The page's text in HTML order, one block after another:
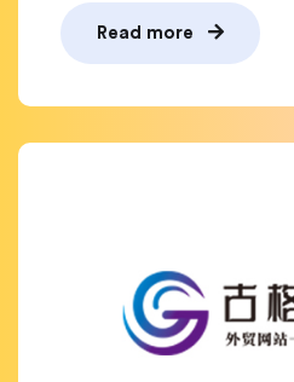
Read more